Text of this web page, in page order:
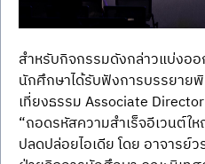
สำหรับกิจกรรมดังกล่าวแบ่งออ
นักศึกษาได้รับฟังการบรรยาย
เที่ยงธรรม Associate
“ถอดรหัสความสำเร็จอีเวนต์ใ
ปลดปล่อยไอเดีย โดย อาจาร